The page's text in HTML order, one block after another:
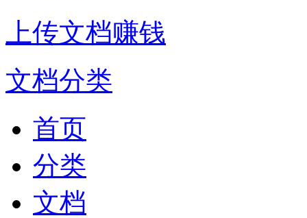
上传文档赚钱
文档分类
首页
分类
文档